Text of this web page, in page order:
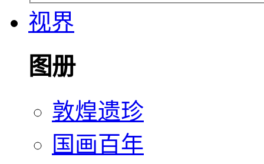
视界
图册
敦煌遗珍
国画百年